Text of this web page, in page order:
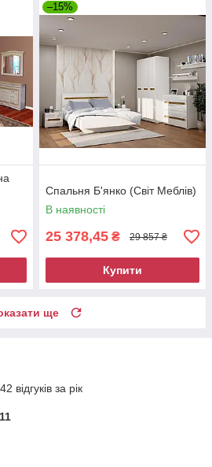
–15%
Спальня Б'янко (Світ Меблів)
В наявності
25 378,45 ₴ 29 857 ₴
Купити
ще
відгуків за рік